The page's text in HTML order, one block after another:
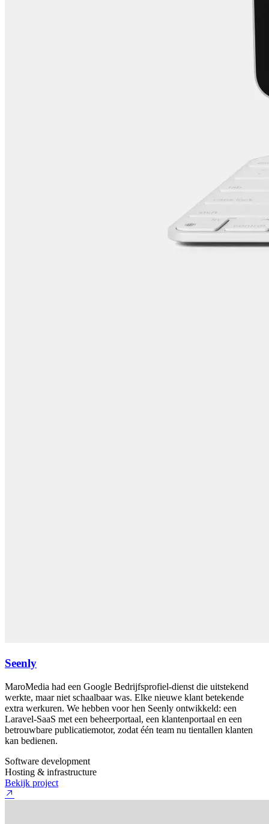
Seenly
MaroMedia had een Google Bedrijfsprofiel-dienst die uitstekend
werkte, maar niet schaalbaar was. Elke nieuwe klant betekende
extra werkuren. We hebben voor hen Seenly ontwikkeld: een
Laravel-SaaS met een beheerportaal, een klantenportaal en een
betrouwbare publicatiemotor, zodat één team nu tientallen klanten
kan bedienen.
Software development
Hosting & infrastructure
Bekijk project